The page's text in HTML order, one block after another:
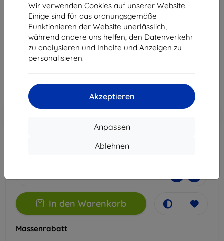
Wir verwenden Cookies auf unserer Website.
Einige sind für das ordnungsgemäße
Funktionieren der Website unerlässlich,
während andere uns helfen, den Datenverkehr
zu analysieren und Inhalte und Anzeigen zu
personalisieren.
Akzeptieren
Anpassen
Ablehnen
3mk Paper Feeling Schutzfolie für Lenovo Tab Plus
Gen 2 (TB355FU)
Geeignet für: Lenovo Tab Plus Gen 2 (TB355FU)
24,89 €
22,41 €
ohne MWSt18,83 €
Rabatt mit Gutschein
In den
In den Warenkorb
Massenrabatt